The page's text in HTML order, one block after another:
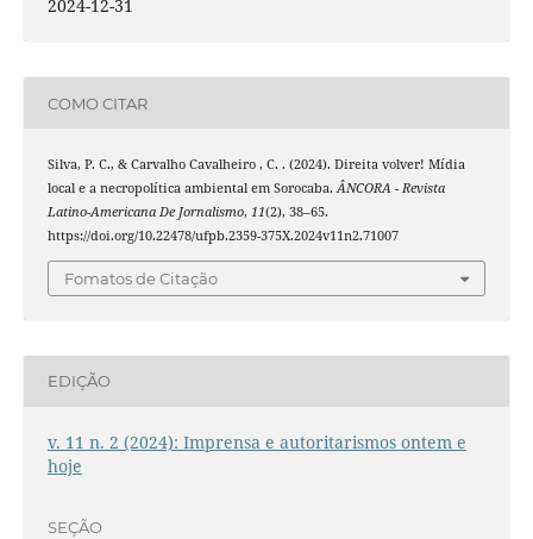
2024-12-31
COMO CITAR
Silva, P. C., & Carvalho Cavalheiro , C. . (2024). Direita volver! Mídia
local e a necropolítica ambiental em Sorocaba.ÂNCORA - Revista
Latino-Americana De Jornalismo, 11(2), 38–65.
https://doi.org/10.22478/ufpb.2359-375X.2024v11n2.71007
Fomatos de Citação
EDIÇÃO
v. 11 n. 2 (2024): Imprensa e autoritarismos ontem e
hoje
SEÇÃO